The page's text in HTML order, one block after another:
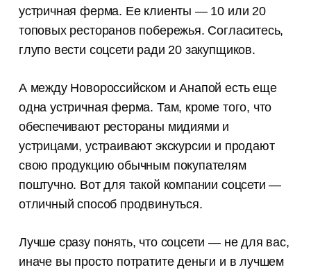
устричная ферма. Ее клиенты — 10 или 20
топовых ресторанов побережья. Согласитесь,
глупо вести соцсети ради 20 закупщиков.
А между Новороссийском и Анапой есть еще
одна устричная ферма. Там, кроме того, что
обеспечивают рестораны мидиями и
устрицами, устраивают экскурсии и продают
свою продукцию обычным покупателям
поштучно. Вот для такой компании соцсети —
отличный способ продвинуться.
Лучше сразу понять, что соцсети — не для вас,
иначе вы просто потратите деньги и в лучшем